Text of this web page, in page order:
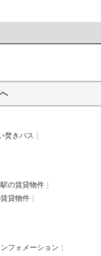
焚きバス
の賃貸物件
貸物件
フォメーション